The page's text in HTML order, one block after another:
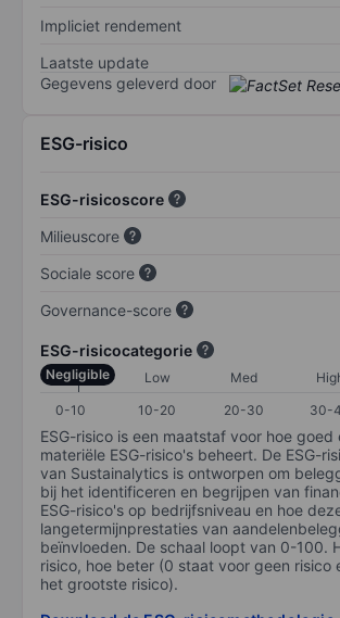
Impliciet rendement
Laatste update
Gegevens geleverd door
ESG-risico
ESG-risicoscore
Milieuscore
Sociale score
Governance-score
ESG-risicocategorie
Negligible Low Med
0-10
10-20 20-30 30-
ESG-risico is een maatstaf voor hoe goed
materiële ESG-risico's beheert. De ESG-
van Sustainalytics is ontworpen om
bij het identificeren en begrijpen van
ESG-risico's op bedrijfsniveau en hoe
langetermijnprestaties van
beïnvloeden. De schaal loopt van 0-100.
risico, hoe beter (0 staat voor geen risico
het grootste risico).